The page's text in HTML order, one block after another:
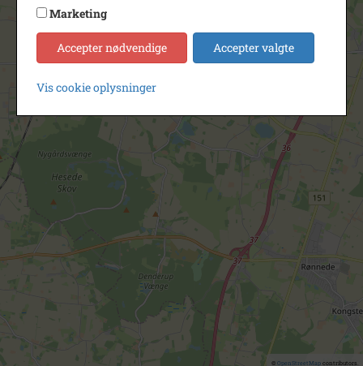
© OpenStreetMapcontributors.
Marketing
Accepter nødvendige Accepter valgte
Vis cookie oplysninger